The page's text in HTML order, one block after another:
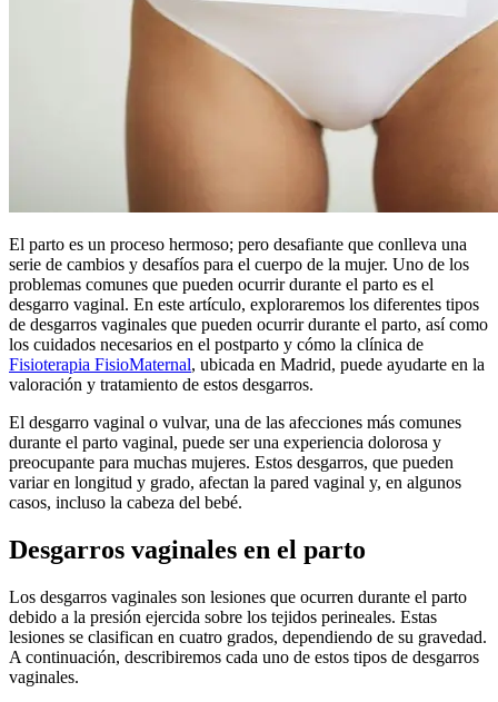
El parto es un proceso hermoso; pero desafiante que conlleva una
serie de cambios y desafíos para el cuerpo de la mujer. Uno de los
problemas comunes que pueden ocurrir durante el parto es el
desgarro vaginal. En este artículo, exploraremos los diferentes tipos
de desgarros vaginales que pueden ocurrir durante el parto, así como
los cuidados necesarios en el postparto y cómo la clínica de
Fisioterapia FisioMaternal, ubicada en Madrid, puede ayudarte en la
valoración y tratamiento de estos desgarros.
El desgarro vaginal o vulvar, una de las afecciones más comunes
durante el parto vaginal, puede ser una experiencia dolorosa y
preocupante para muchas mujeres. Estos desgarros, que pueden
variar en longitud y grado, afectan la pared vaginal y, en algunos
casos, incluso la cabeza del bebé.
Desgarros vaginales en el parto
Los desgarros vaginales son lesiones que ocurren durante el parto
debido a la presión ejercida sobre los tejidos perineales. Estas
lesiones se clasifican en cuatro grados, dependiendo de su gravedad.
A continuación, describiremos cada uno de estos tipos de desgarros
vaginales.